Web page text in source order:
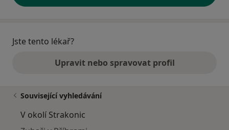
Jste tento lékař?
Upravit nebo spravovat profil
Související vyhledávání
V okolí Strakonic